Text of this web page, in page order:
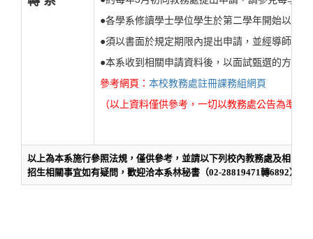
●各學系修讀學士學位學生於第二學年開始以前
●須以書面於規定期限內提出申請，並經導師輔
●本系收到相關申請資料後，以面試甄選的方式
參考網頁： 本校教務處註冊課務組網頁
（以上資料僅供參考，一切以教務處公告為準！
以上為本系施行參照法規，僅供參考，並請以下列校內教務處及相關處
招生相關事宜如有疑問，歡迎洽本系林秘書（02-28819471轉6892）。